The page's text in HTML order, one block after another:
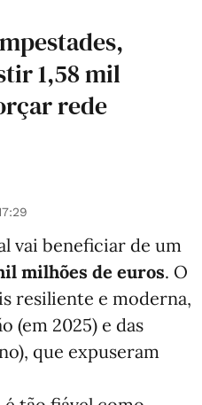
1,58 mil
rede
vai beneficiar de um
milhões de euros. O
resiliente e moderna,
(em 2025) e das
que expuseram